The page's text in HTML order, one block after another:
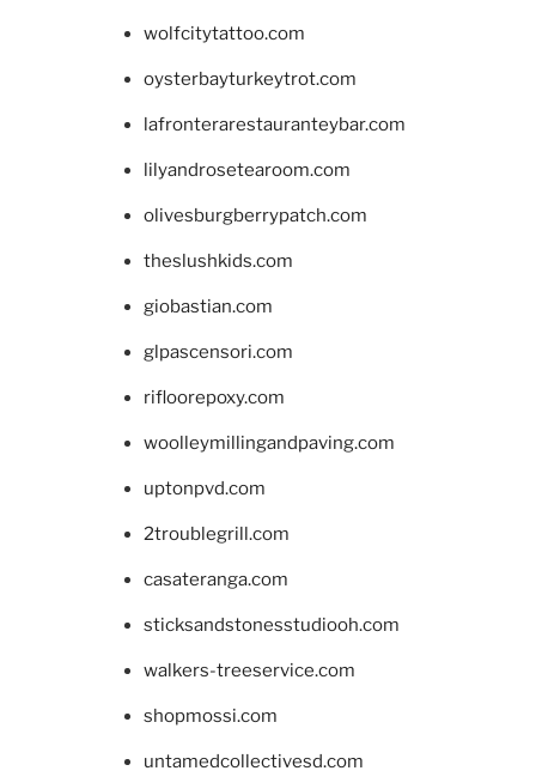
wolfcitytattoo.com
oysterbayturkeytrot.com
lafronterarestauranteybar.com
lilyandrosetearoom.com
olivesburgberrypatch.com
theslushkids.com
giobastian.com
glpascensori.com
rifloorepoxy.com
woolleymillingandpaving.com
uptonpvd.com
2troublegrill.com
casateranga.com
sticksandstonesstudiooh.com
walkers-treeservice.com
shopmossi.com
untamedcollectivesd.com